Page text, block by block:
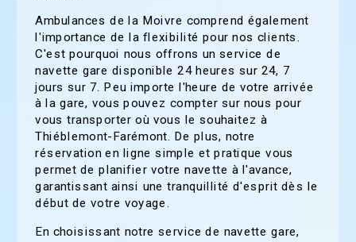
Ambulances de la Moivre comprend également
l'importance de la flexibilité pour nos clients.
C'est pourquoi nous offrons un service de
navette gare disponible 24 heures sur 24, 7
jours sur 7. Peu importe l'heure de votre arrivée
à la gare, vous pouvez compter sur nous pour
vous transporter où vous le souhaitez à
Thiéblemont-Farémont. De plus, notre
réservation en ligne simple et pratique vous
permet de planifier votre navette à l'avance,
garantissant ainsi une tranquillité d'esprit dès le
début de votre voyage.
En choisissant notre service de navette gare,